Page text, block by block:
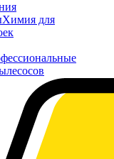
Химия для